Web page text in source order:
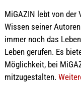
MiGAZIN lebt von der
Wissen seiner
immer noch das
Leben gerufen. Es
Möglichkeit, bei
mitzugestalten.